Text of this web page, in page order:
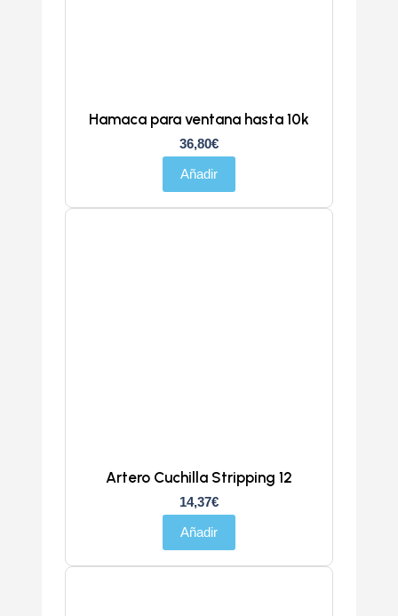
Hamaca para ventana hasta 10k
36,80€
Añadir
Artero Cuchilla Stripping 12
14,37€
Añadir